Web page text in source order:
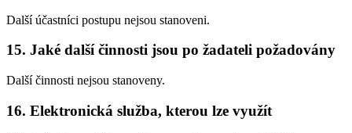
Další účastníci postupu nejsou stanoveni.
15. Jaké další činnosti jsou po žadateli požadovány
Další činnosti nejsou stanoveny.
16. Elektronická služba, kterou lze využít